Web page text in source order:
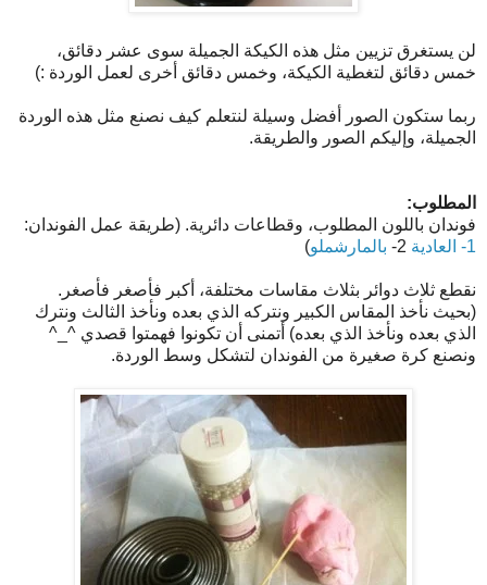
لن يستغرق تزيين مثل هذه الكيكة الجميلة سوى عشر دقائق،
خمس دقائق لتغطية الكيكة، وخمس دقائق أخرى لعمل الوردة :)
ربما ستكون الصور أفضل وسيلة لنتعلم كيف نصنع مثل هذه الوردة
الجميلة، وإليكم الصور والطريقة.
المطلوب:
فوندان باللون المطلوب، وقطاعات دائرية. (طريقة عمل الفوندان:
1- العادية
2- بالمارشملو)
نقطع ثلاث دوائر بثلاث مقاسات مختلفة، أكبر فأصغر فأصغر.
(بحيث نأخذ المقاس الكبير ونتركه الذي بعده ونأخذ الثالث ونترك
الذي بعده ونأخذ الذي بعده) أتمنى أن تكونوا فهمتوا قصدي ^_^
ونصنع كرة صغيرة من الفوندان لتشكل وسط الوردة.